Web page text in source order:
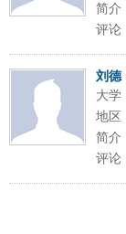
简介
评论
刘德
大学
地区
简介
评论